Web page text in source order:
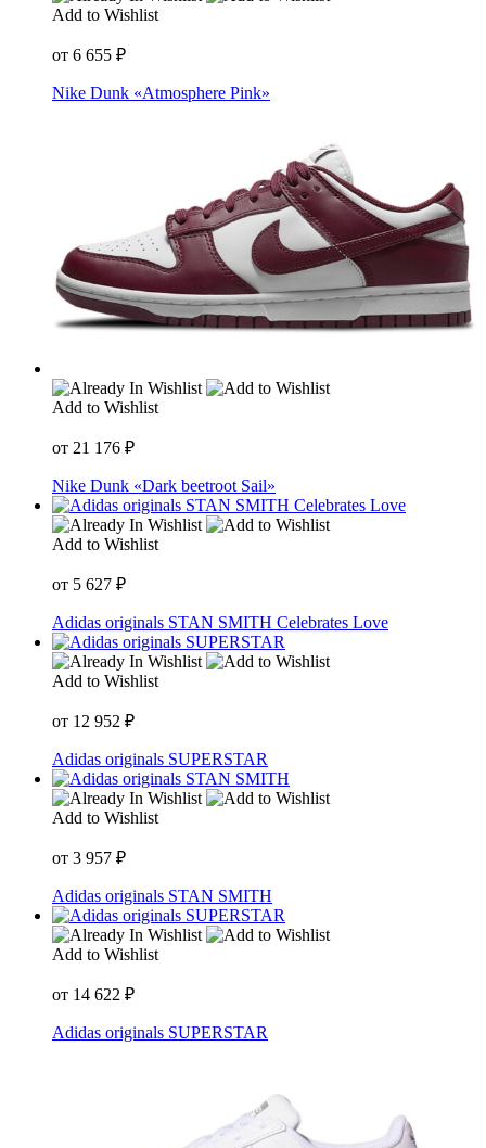
Add to Wishlist
от 6 655 ₽
Nike Dunk «Atmosphere Pink»
Add to Wishlist
от 21 176 ₽
Nike Dunk «Dark beetroot Sail»
Add to Wishlist
от 5 627 ₽
Adidas originals STAN SMITH Celebrates Love
Add to Wishlist
от 12 952 ₽
Adidas originals SUPERSTAR
Add to Wishlist
от 3 957 ₽
Adidas originals STAN SMITH
Add to Wishlist
от 14 622 ₽
Adidas originals SUPERSTAR